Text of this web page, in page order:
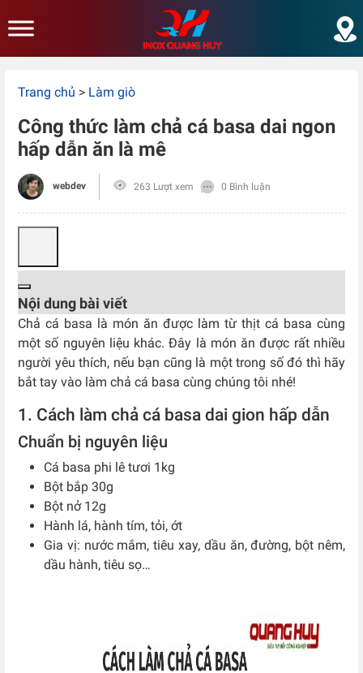
Trang chủ > Làm giò
Công thức làm chả cá basa dai ngon
hấp dẫn ăn là mê
webdev 263 Lượt xem 0 Bình luận
Nội dung bài viết
Chả cá basa là món ăn được làm từ thịt cá basa cùng
một số nguyên liệu khác. Đây là món ăn được rất nhiều
người yêu thích, nếu bạn cũng là một trong số đó thì hãy
bắt tay vào làm chả cá basa cùng chúng tôi nhé!
1. Cách làm chả cá basa dai gion hấp dẫn
Chuẩn bị nguyên liệu
Cá basa phi lê tươi 1kg
Bột bắp 30g
Bột nở 12g
Hành lá, hành tím, tỏi, ớt
Gia vị: nước mắm, tiêu xay, dầu ăn, đường, bột nêm,
dầu hành, tiêu sọ…